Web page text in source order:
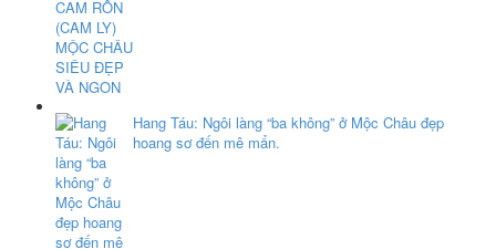
Hang Táu: Ngôi làng “ba không” ở Mộc Châu đẹp
hoang sơ đến mê mẩn.